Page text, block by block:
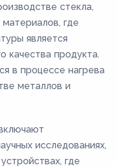
стекла,
материалов, где
является
качества продукта.
в процессе нагрева
металлов и
исследованиях,
где